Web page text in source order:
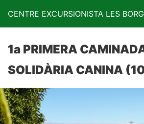
CENTRE EXCURSIONISTA LES
1a PRIMERA
SOLIDÀRIA CANINA